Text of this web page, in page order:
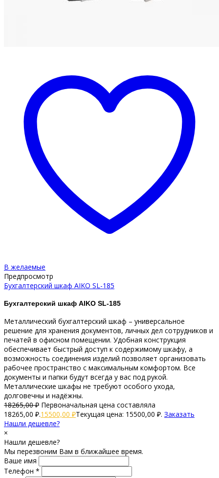
В желаемые
Предпросмотр
Бухгалтерский шкаф AIKO SL-185
Бухгалтерский шкаф AIKO SL-185
Металлический бухгалтерский шкаф – универсальное
решение для хранения документов, личных дел сотрудников и
печатей в офисном помещении. Удобная конструкция
обеспечивает быстрый доступ к содержимому шкафу, а
возможность соединения изделий позволяет организовать
рабочее пространство с максимальным комфортом. Все
документы и папки будут всегда у вас под рукой.
Металлические шкафы не требуют особого ухода,
долговечны и надёжны.
18265,00₽ Первоначальная цена составляла
18265,00 ₽.15500,00 ₽Текущая цена: 15500,00 ₽. Заказать
Нашли дешевле?
×
Нашли дешевле?
Мы перезвоним Вам в ближайшее время.
Ваше имя
Телефон *